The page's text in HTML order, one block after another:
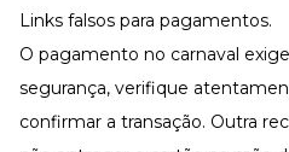
Links falsos para pagamentos.
O pagamento no carnaval
segurança, verifique
confirmar a transação. Outra